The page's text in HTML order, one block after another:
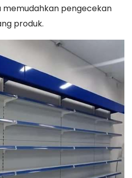
memudahkan pengecekan
produk.